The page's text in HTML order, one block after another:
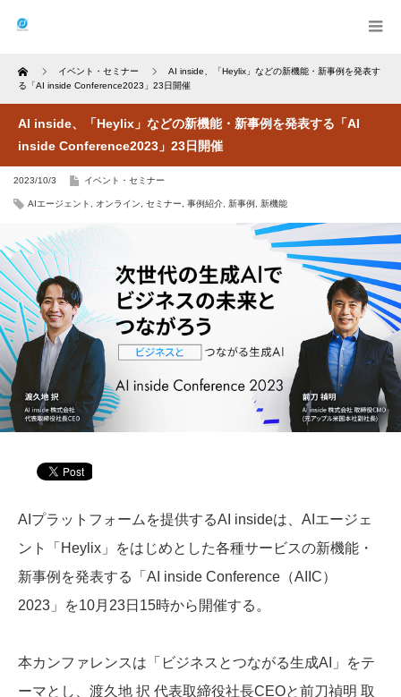
Home イベント・セミナー
AI inside、「Heylix」などの新機能・新事例を発表す
る「AI inside Conference2023」23日開催
AI inside、「Heylix」などの新機能・新事例を発表する「AI
inside Conference2023」23日開催
2023/10/3 イベント・セミナー
AIエージェント オンライン セミナー 事例紹介 新事例 新機能
AIプラットフォームを提供するAI insideは、AIエージェ
ント「Heylix」をはじめとした各種サービスの新機能・
新事例を発表する「AI inside Conference（AIIC）
2023」を10月23日15時から開催する。
本カンファレンスは「ビジネスとつながる生成AI」をテ
ーマとし、渡久地 択 代表取締役社長CEOと前刀禎明 取